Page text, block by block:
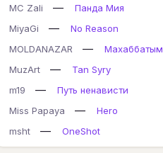
MC Zali
—
Панда Мия
MiyaGi
—
No Reason
MOLDANAZAR
—
Махаббатым
MuzArt
—
Tan Syry
m19
—
Путь ненависти
Miss Papaya
—
Hero
msht
— OneShot